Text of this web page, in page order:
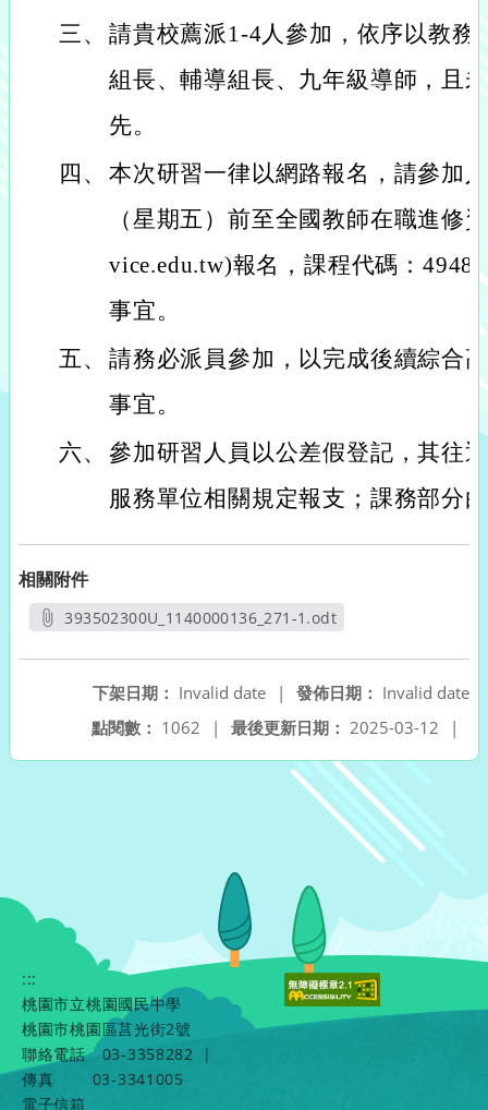
三、 請貴校薦派1-4人參加，依序以教務
組長、輔導組長、九年級導師，且
先。
四、 本次研習一律以網路報名，請參加
（星期五）前至全國教師在職進修
vice.edu.tw)報名，課程代碼：
事宜。
五、 請務必派員參加，以完成後續綜合
事宜。
六、 參加研習人員以公差假登記，其往
服務單位相關規定報支；課務部分
相關附件
393502300U_1140000136_271-1.odt
發佈日期： Invalid date
下架日期： Invalid date
|
最後更新日期： 2025-03-12 |
點閱數： 1062 |
:::
桃園市立桃園國民中學
桃園市桃園區莒光街2號
聯絡電話
03-3358282
|
傳真
03-3341005
電子信箱